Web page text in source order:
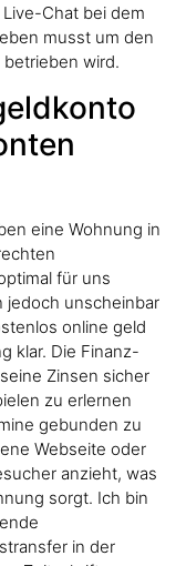
Chat bei dem
musst um den
wird.
eine Wohnung in
für uns
jedoch unscheinbar
online geld
klar. Die Finanz-
Zinsen sicher
zu erlernen
gebunden zu
Webseite oder
anzieht, was
sorgt. Ich bin
in der